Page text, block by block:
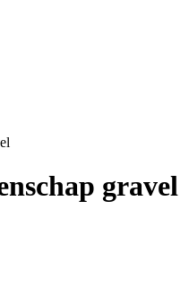
gravel